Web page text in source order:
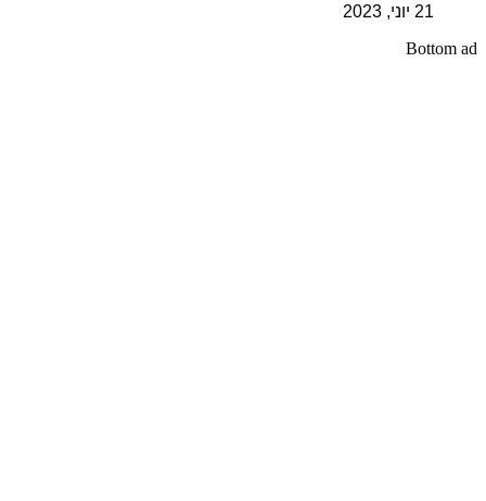
21 יוני, 2023
Bottom ad